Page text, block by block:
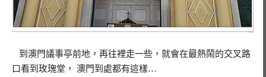
到澳門議事亭前地，再往裡走一些，就會在最熱鬧的交叉路
口看到玫瑰堂， 澳門到處都有這樣…